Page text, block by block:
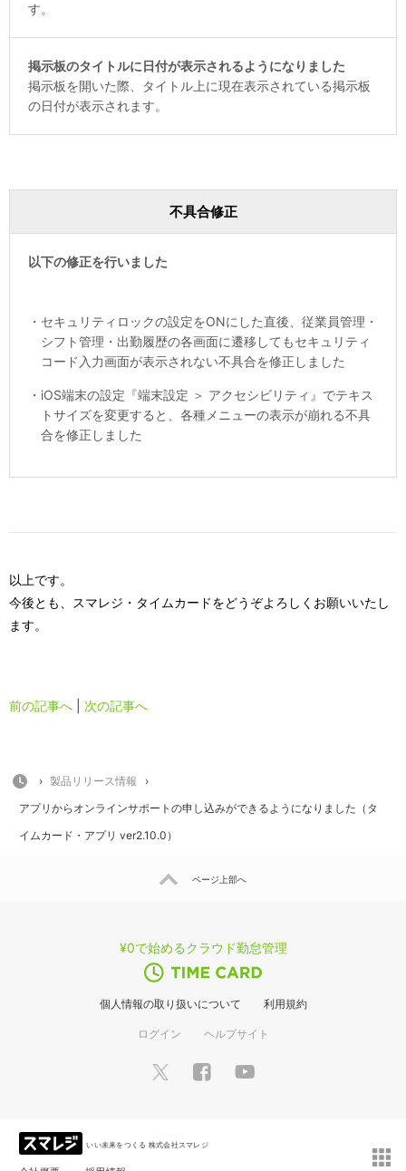
す。
掲示板のタイトルに日付が表示されるようになりました
掲示板を開いた際、タイトル上に現在表示されている掲示板
の日付が表示されます。
不具合修正
以下の修正を行いました
・ セキュリティロックの設定をONにした直後、従業員管理・
シフト管理・出勤履歴の各画面に遷移してもセキュリティ
コード入力画面が表示されない不具合を修正しました
・ iOS端末の設定『端末設定 ＞ アクセシビリティ』でテキス
トサイズを変更すると、各種メニューの表示が崩れる不具
合を修正しました
以上です。
今後とも、スマレジ・タイムカードをどうぞよろしくお願いいたし
ます。
前の記事へ 次の記事へ
HOME
› 製品リリース情報
›
アプリからオンラインサポートの申し込みができるようになりました（タ
イムカード・アプリ ver2.10.0）
ページ上部へ
¥0で始めるクラウド勤怠管理
個人情報の取り扱いについて 利用規約
ログイン ヘルプサイト
いい未来をつくる 株式会社スマレジ